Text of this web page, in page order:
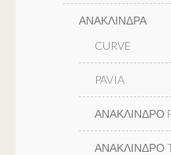
ΑΝΑΚΛΙΝΔΡΑ
CURVE
PAVIA
ΑΝΑΚΛΙΝΔΡΟ
ΑΝΑΚΛΙΝΔΡΟ